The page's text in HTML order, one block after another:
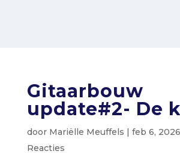
Gitaarbouw
update#2- De
door Mariëlle Meuffels | feb 6, 2026
Reacties